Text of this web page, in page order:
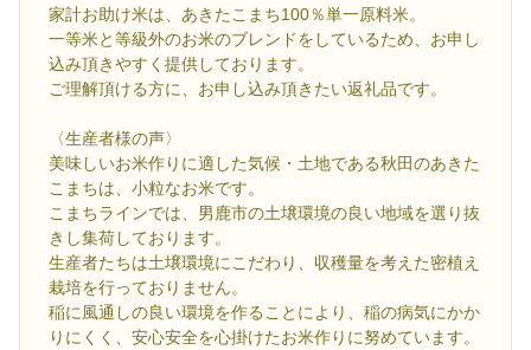
家計お助け米は、あきたこまち100％単一原料米。
一等米と等級外のお米のブレンドをしているため、お申し
込み頂きやすく提供しております。
ご理解頂ける方に、お申し込み頂きたい返礼品です。
〈生産者様の声〉
美味しいお米作りに適した気候・土地である秋田のあきた
こまちは、小粒なお米です。
こまちラインでは、男鹿市の土壌環境の良い地域を選り抜
きし集荷しております。
生産者たちは土壌環境にこだわり、収穫量を考えた密植え
栽培を行っておりません。
稲に風通しの良い環境を作ることにより、稲の病気にかか
りにくく、安心安全を心掛けたお米作りに努めています。